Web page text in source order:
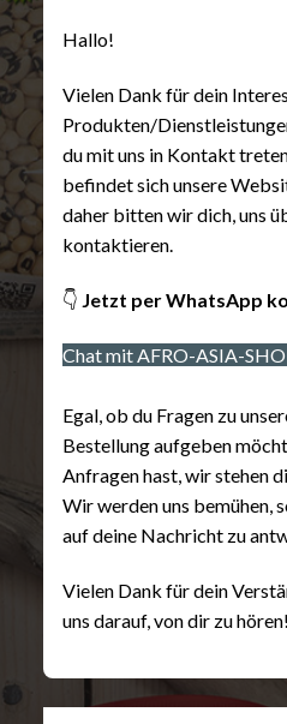
Hallo!
Vielen Dank für dein
Produkten/
du mit uns in Kontakt
befindet sich unsere
daher bitten wir dich, uns
kontaktieren.
👇 Jetzt per WhatsApp
Chat mit AFRO-ASIA-
Egal, ob du Fragen zu
Bestellung aufgeben
Anfragen hast, wir stehen
Wir werden uns bemühen,
auf deine Nachricht zu
Vielen Dank für dein
uns darauf, von dir zu hören!